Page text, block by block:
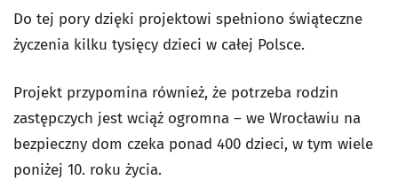
Do tej pory dzięki projektowi spełniono świąteczne
życzenia kilku tysięcy dzieci w całej Polsce.
Projekt przypomina również, że potrzeba rodzin
zastępczych jest wciąż ogromna – we Wrocławiu na
bezpieczny dom czeka ponad 400 dzieci, w tym wiele
poniżej 10. roku życia.